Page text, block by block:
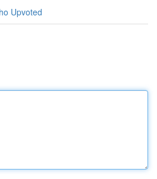
Upvoted